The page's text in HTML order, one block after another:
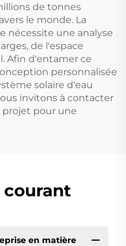
de tonnes
le monde. La
nécessite une analyse
de l'espace
Afin d'entamer ce
personnalisée
solaire d'eau
invitons à contacter
pour une
en matière